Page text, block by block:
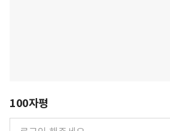
100자평